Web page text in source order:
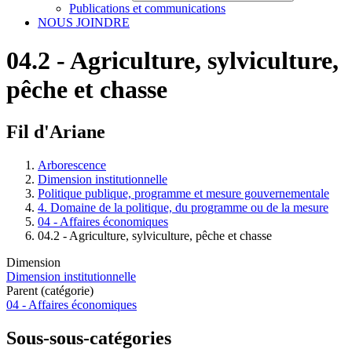
Publications et communications
NOUS JOINDRE
04.2 - Agriculture, sylviculture,
pêche et chasse
Fil d'Ariane
Arborescence
Dimension institutionnelle
Politique publique, programme et mesure gouvernementale
4. Domaine de la politique, du programme ou de la mesure
04 - Affaires économiques
04.2 - Agriculture, sylviculture, pêche et chasse
Dimension
Dimension institutionnelle
Parent (catégorie)
04 - Affaires économiques
Sous-sous-catégories